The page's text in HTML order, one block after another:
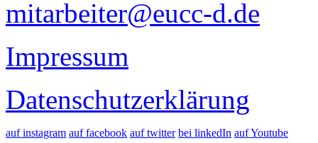
mitarbeiter@eucc-d.de
Impressum
Datenschutzerklärung
auf instagram auf facebook auf twitter bei linkedIn auf Youtube